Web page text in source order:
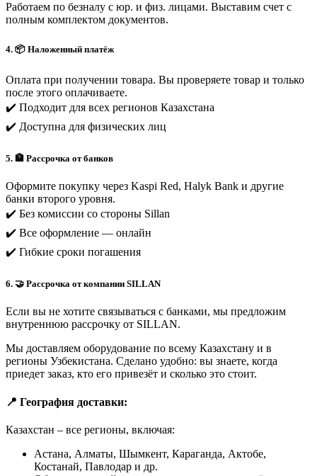
Работаем по безналу с юр. и физ. лицами. Выставим счет с
полным комплектом документов.
4. 📦 Наложенный платёж
Оплата при получении товара. Вы проверяете товар и только
после этого оплачиваете.
✔️ Подходит для всех регионов Казахстана
✔️ Доступна для физических лиц
5. 🏦 Рассрочка от банков
Оформите покупку через Kaspi Red, Halyk Bank и другие
банки второго уровня.
✔️ Без комиссии со стороны Sillan
✔️ Все оформление — онлайн
✔️ Гибкие сроки погашения
6. 🤝 Рассрочка от компании SILLAN
Если вы не хотите связываться с банками, мы предложим
внутреннюю рассрочку от SILLAN.
Мы доставляем оборудование по всему Казахстану и в
регионы Узбекистана. Сделано удобно: вы знаете, когда
приедет заказ, кто его привезёт и сколько это стоит.
📍 География доставки:
Казахстан – все регионы, включая:
Астана, Алматы, Шымкент, Караганда, Актобе,
Костанай, Павлодар и др.